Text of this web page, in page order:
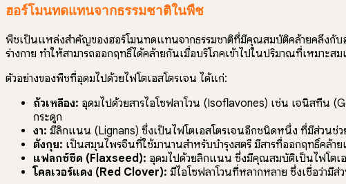
ฮอร์โมนทดแทนจากธรรมชาติในพืช
พืชเป็นแหล่งสำคัญของฮอร์โมนทดแทนจากธรรมชาติที่มีคุณสมบัติคล้ายคลึงกับฮ
ร่างกาย ทำให้สามารถออกฤทธิ์ได้คล้ายกันเมื่อบริโภคเข้าไปในปริมาณที่เหมาะส
ตัวอย่างของพืชที่อุดมไปด้วยไฟโตเอสโตรเจน ได้แก่:
ถั่วเหลือง: อุดมไปด้วยสารไอโซฟลาโวน (Isoflavones) เช่น เจนิสทีน
กระดูก
งา: มีลิกแนน (Lignans) ซึ่งเป็นไฟโตเอสโตรเจนอีกชนิดหนึ่ง ที่มีส่วนช่
ตังกุย: เป็นสมุนไพรจีนที่ใช้มานานสำหรับบำรุงสตรี มีสารที่ออกฤทธิ์คล้าย
แฟลกซ์ซีด (Flaxseed): อุดมไปด้วยลิกแนน ซึ่งมีคุณสมบัติเป็นไฟโตเอ
โคลเวอร์แดง (Red Clover): มีไอโซฟลาโวนที่หลากหลาย ซึ่งเชื่อว่ามี